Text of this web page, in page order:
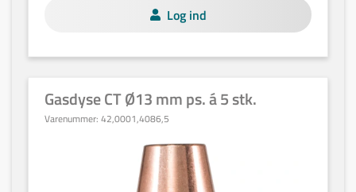
Log ind
Gasdyse CT Ø13 mm ps. á 5 stk.
Varenummer: 42,0001,4086,5